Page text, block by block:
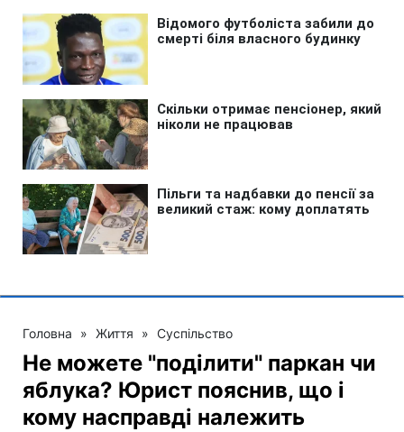
Головна » Життя » Суспільство
Не можете "поділити" паркан чи
яблука? Юрист пояснив, що і
кому насправді належить